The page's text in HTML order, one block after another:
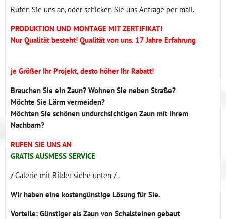
Rufen Sie uns an, oder schicken Sie uns Anfrage per mail.
PRODUKTION UND MONTAGE MIT ZERTIFIKAT!
Nur Qualität besteht! Qualität von uns. 17 Jahre Erfahrung
je Größer Ihr Projekt, desto höher Ihr Rabatt!
Brauchen Sie ein Zaun? Wohnen Sie neben Straße?
Möchte Sie Lärm vermeiden?
Möchten Sie schönen undurchsichtigen Zaun mit Ihrem
Nachbarn?
RUFEN SIE UNS AN
GRATIS AUSMESS SERVICE
/ Galerie mit Bilder siehe unten / .
Wir haben eine kostengünstige Lösung für Sie.
Vorteile: Günstiger als Zaun von Schalsteinen gebaut